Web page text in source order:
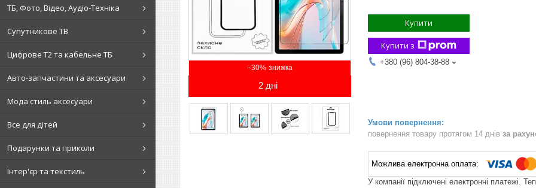
ТБ, Фото, Відео, Аудіо-Техніка
Супутникове ТВ
Цифрове Т2 та кабельне ТБ
Авто-запчастини та аксесуари
Мода стиль аксесуари
Все для дітей
Подарунки та приколи
Інтер'єр та текстиль
–30%
2 дні
Купити
Купити з
+380 (96) 804-38-88
повернення товару протягом 14 днів за
У компанії підключені електронні платежі.